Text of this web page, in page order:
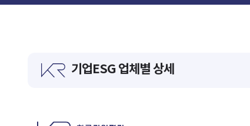
기업ESG 업체별 상세